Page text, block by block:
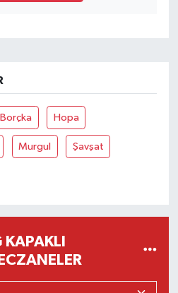
Borçka Hopa
Murgul Şavşat
KAPAKLI